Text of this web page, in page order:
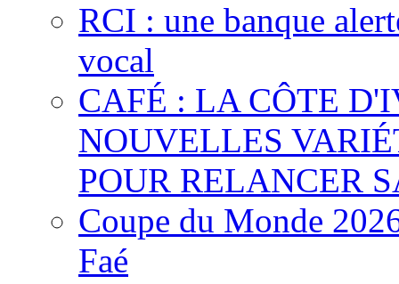
RCI : une banque
vocal
CAFÉ : LA CÔTE
NOUVELLES
POUR RELANCER
Coupe du Monde
Faé